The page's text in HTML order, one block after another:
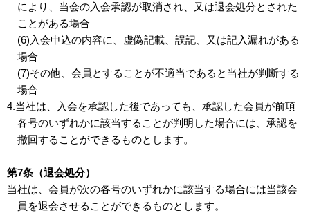
により、当会の入会承認が取消され、又は退会処分とされた
ことがある場合
(6)入会申込の内容に、虚偽記載、誤記、又は記入漏れがある
場合
(7)その他、会員とすることが不適当であると当社が判断する
場合
4.当社は、入会を承認した後であっても、承認した会員が前項
各号のいずれかに該当することが判明した場合には、承認を
撤回することができるものとします。
第7条（退会処分）
当社は、会員が次の各号のいずれかに該当する場合には当該会
員を退会させることができるものとします。